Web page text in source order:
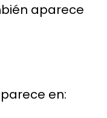
aparece
en: